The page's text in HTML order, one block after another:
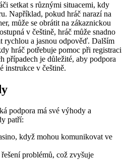
setkat s různými situacemi, kdy
Například, pokud hráč narazí na
může se obrátit na zákaznickou
v češtině, hráč může snadno
rychlou a jasnou odpověď. Dalším
hráč potřebuje pomoc při registraci
případech je důležité, aby podpora
instrukce v češtině.
podpora má své výhody a
patří:
když mohou komunikovat ve
problémů, což zvyšuje